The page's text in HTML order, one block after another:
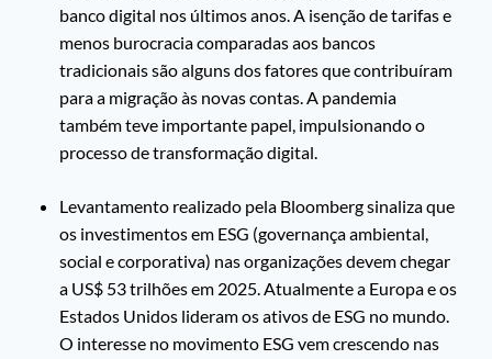
banco digital nos últimos anos. A isenção de tarifas e
menos burocracia comparadas aos bancos
tradicionais são alguns dos fatores que contribuíram
para a migração às novas contas. A pandemia
também teve importante papel, impulsionando o
processo de transformação digital.
Levantamento realizado pela Bloomberg sinaliza que
os investimentos em ESG (governança ambiental,
social e corporativa) nas organizações devem chegar
a US$ 53 trilhões em 2025. Atualmente a Europa e os
Estados Unidos lideram os ativos de ESG no mundo.
O interesse no movimento ESG vem crescendo nas